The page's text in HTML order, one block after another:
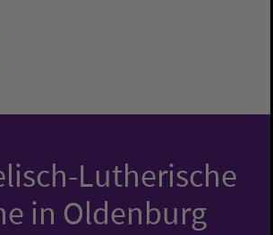
Lutherische
in Oldenburg